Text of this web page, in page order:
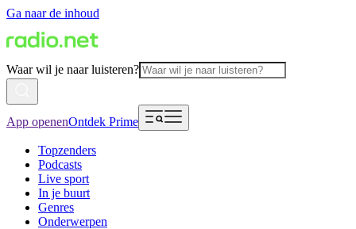
Ga naar de inhoud
Waar wil je naar luisteren?
App openenOntdek Prime
Topzenders
Podcasts
Live sport
In je buurt
Genres
Onderwerpen